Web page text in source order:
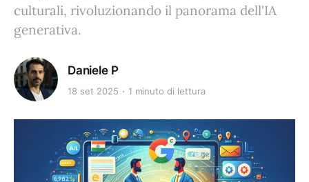
culturali, rivoluzionando il panorama dell'IA
generativa.
Daniele P
18 set 2025 1 minuto di lettura